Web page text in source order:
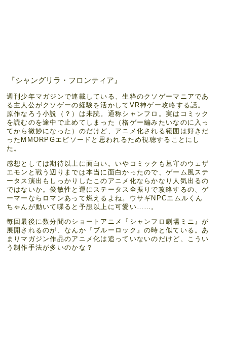
『シャングリラ・フロンティア』
週刊少年マガジンで連載している、生粋のクソゲーマニアであ
る主人公がクソゲーの経験を活かしてVR神ゲー攻略する話。
原作なろう小説（？）は未読。通称シャンフロ。実はコミック
を読むのを途中で止めてしまった（格ゲー編みたいなのに入っ
てから微妙になった）のだけど、アニメ化される範囲は好きだ
ったMMORPGエピソードと思われるため視聴することにし
た。
感想としては期待以上に面白い。いやコミックも墓守のウェザ
エモンと戦う辺りまでは本当に面白かったので、ゲーム風ステ
ータス演出もしっかりしたこのアニメ化ならかなり人気出るの
ではないか。俊敏性と運にステータス全振りで攻略するの、ゲ
ーマーならロマンあって燃えるよね。ウサギNPCエムルくん
ちゃんが動いて喋ると予想以上に可愛い……。
毎回最後に数分間のショートアニメ『シャンフロ劇場ミニ』が
展開されるのが、なんか『ブルーロック』の時と似ている。あ
まりマガジン作品のアニメ化は追っていないのだけど、こうい
う制作手法が多いのかな？